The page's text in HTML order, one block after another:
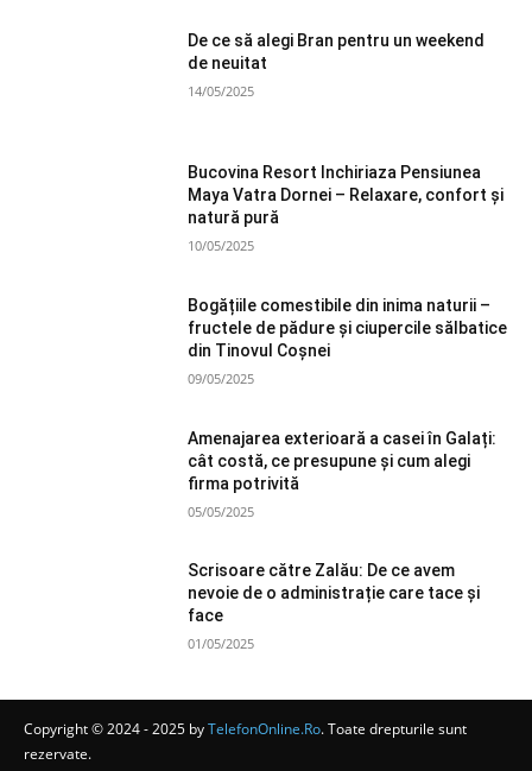
De ce să alegi Bran pentru un weekend
de neuitat
14/05/2025
Bucovina Resort Inchiriaza Pensiunea
Maya Vatra Dornei – Relaxare, confort și
natură pură
10/05/2025
Bogățiile comestibile din inima naturii –
fructele de pădure și ciupercile sălbatice
din Tinovul Coșnei
09/05/2025
Amenajarea exterioară a casei în Galați:
cât costă, ce presupune și cum alegi
firma potrivită
05/05/2025
Scrisoare către Zalău: De ce avem
nevoie de o administrație care tace și
face
01/05/2025
Copyright © 2024 - 2025 byTelefonOnline.Ro. Toate drepturile sunt
rezervate.